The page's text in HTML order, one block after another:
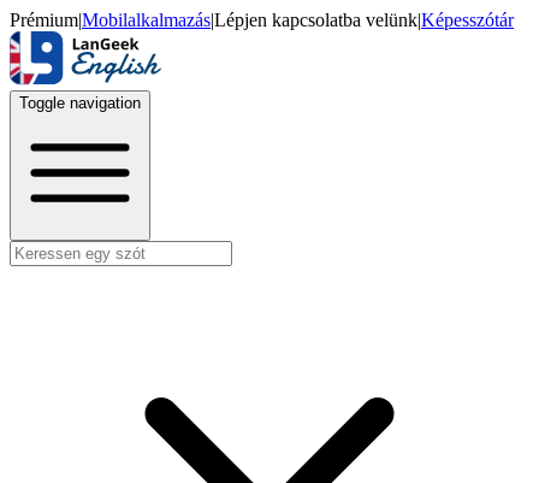
Prémium|Mobilalkalmazás|Lépjen kapcsolatba velünk|Képesszótár
Toggle navigation